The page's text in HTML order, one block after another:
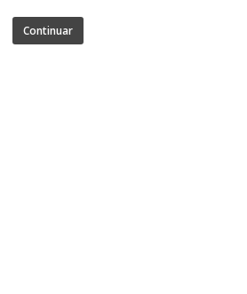
Continuar